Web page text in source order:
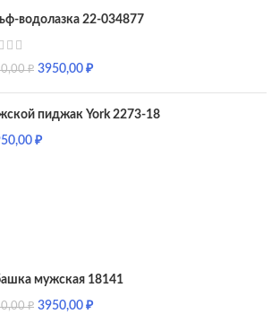
водолазка 22-034877
₽ 3950,00₽
пиджак York 2273-18
₽
мужская 18141
₽ 3950,00₽